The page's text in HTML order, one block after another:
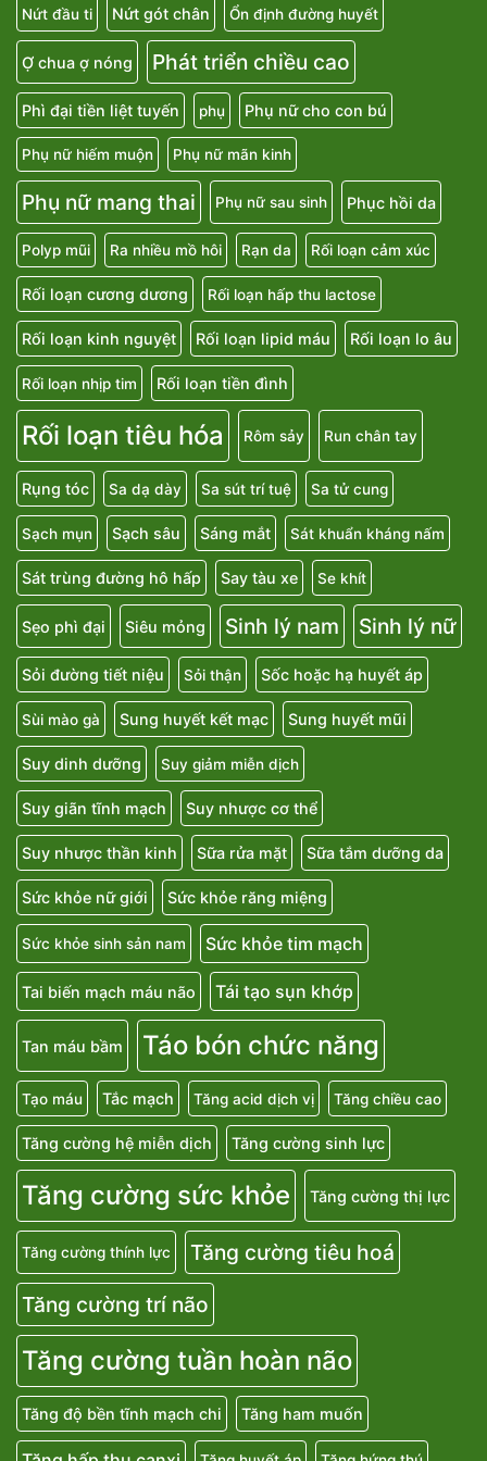
Nứt đầu ti Nứt gót chân Ổn định đường huyết
Ợ chua ợ nóng Phát triển chiều cao
Phì đại tiền liệt tuyến phụ Phụ nữ cho con bú
Phụ nữ hiếm muộn Phụ nữ mãn kinh
Phụ nữ mang thai Phụ nữ sau sinh Phục hồi da
Polyp mũi Ra nhiều mồ hôi Rạn da Rối loạn cảm xúc
Rối loạn cương dương Rối loạn hấp thu lactose
Rối loạn kinh nguyệt Rối loạn lipid máu Rối loạn lo âu
Rối loạn nhịp tim Rối loạn tiền đình
Rối loạn tiêu hóa Rôm sảy Run chân tay
Rụng tóc Sa dạ dày Sa sút trí tuệ Sa tử cung
Sạch mụn Sạch sâu Sáng mắt Sát khuẩn kháng nấm
Sát trùng đường hô hấp Say tàu xe Se khít
Sẹo phì đại Siêu mỏng Sinh lý nam Sinh lý nữ
Sỏi đường tiết niệu Sỏi thận Sốc hoặc hạ huyết áp
Sùi mào gà Sung huyết kết mạc Sung huyết mũi
Suy dinh dưỡng Suy giảm miễn dịch
Suy giãn tĩnh mạch Suy nhược cơ thể
Suy nhược thần kinh Sữa rửa mặt Sữa tắm dưỡng da
Sức khỏe nữ giới Sức khỏe răng miệng
Sức khỏe sinh sản nam Sức khỏe tim mạch
Tai biến mạch máu não Tái tạo sụn khớp
Tan máu bầm Táo bón chức năng
Tạo máu Tắc mạch Tăng acid dịch vị Tăng chiều cao
Tăng cường hệ miễn dịch Tăng cường sinh lực
Tăng cường sức khỏe Tăng cường thị lực
Tăng cường thính lực
Tăng cường tiêu hoá
Tăng cường trí não
Tăng cường tuần hoàn não
Tăng độ bền tĩnh mạch chi Tăng ham muốn